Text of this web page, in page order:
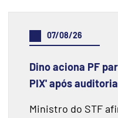
07/08/26
Dino aciona PF
PIX' após
Ministro do STF